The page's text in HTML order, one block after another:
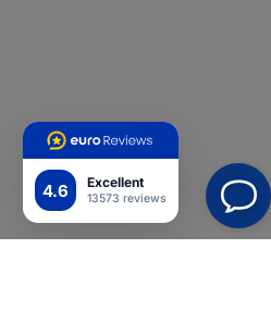
4.6 Excellent
13573 reviews